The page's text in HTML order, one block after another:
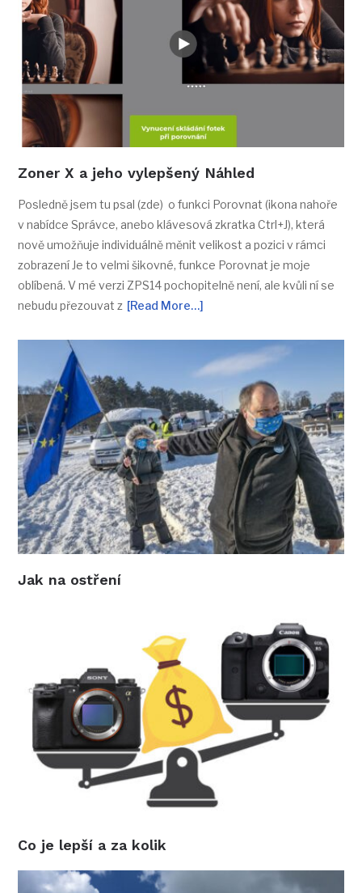
Zoner X a jeho vylepšený Náhled
Posledně jsem tu psal (zde) o funkci Porovnat (ikona nahoře
v nabídce Správce, anebo klávesová zkratka Ctrl+J), která
nově umožňuje individuálně měnit velikost a pozici v rámci
zobrazení Je to velmi šikovné, funkce Porovnat je moje
oblíbená. V mé verzi ZPS14 pochopitelně není, ale kvůli ní se
nebudu přezouvat z [Read More…]
Jak na ostření
Co je lepší a za kolik